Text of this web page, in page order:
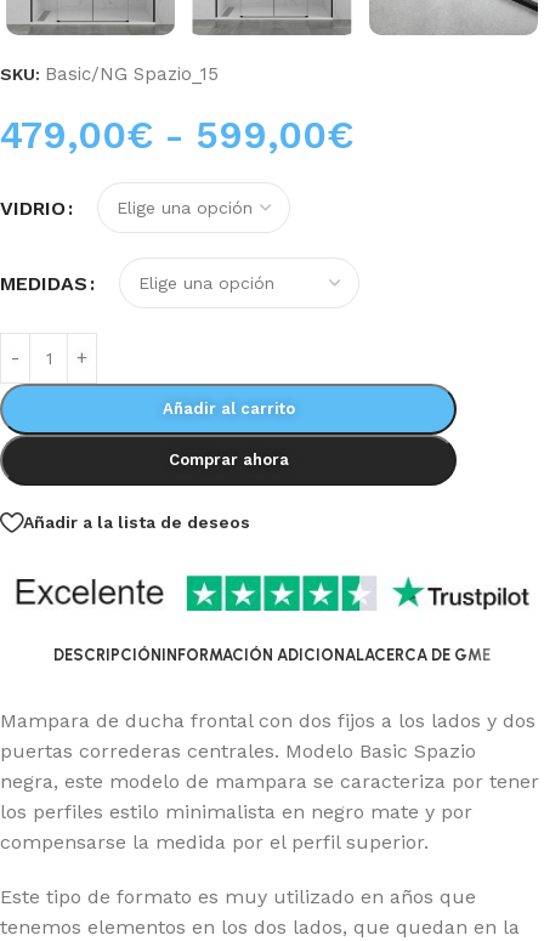
SKU: Basic/NG Spazio_15
479,00€ - 599,00€
VIDRIO
MEDIDAS
Añadir al carrito
Comprar ahora
Añadir a la lista de deseos
DESCRIPCIÓN INFORMACIÓN ADICIONALACERCA DE GME
Mampara de ducha frontal con dos fijos a los lados y dos
puertas correderas centrales. Modelo Basic Spazio
negra, este modelo de mampara se caracteriza por tener
los perfiles estilo minimalista en negro mate y por
compensarse la medida por el perfil superior.
Este tipo de formato es muy utilizado en años que
tenemos elementos en los dos lados, que quedan en la